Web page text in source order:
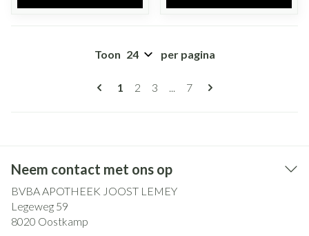
Pagina's
U lees momenteel pagina
1 Pagina
2 Pagina
3 ... Pagina
7
Toon per pagina
Neem contact met ons op
BVBA APOTHEEK JOOST LEMEY
Legeweg 59
8020 Oostkamp